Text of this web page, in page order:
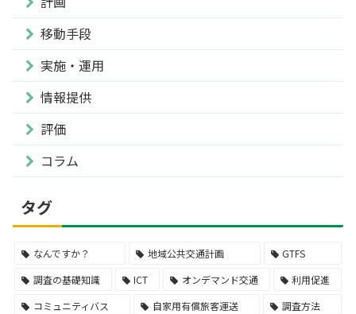
移動手段
実施・運用
情報提供
評価
コラム
タグ
なんですか？ 地域公共交通計画
GTFS
調査の基礎知識
ICT オンデマンド交通
利用促進
コミュニティバス
自家用有償旅客運送
調査方法